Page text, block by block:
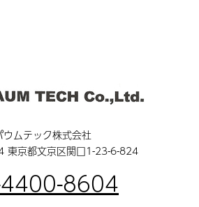
ウムテック株式会社
東京都文京区関口1-23-6-824
8604